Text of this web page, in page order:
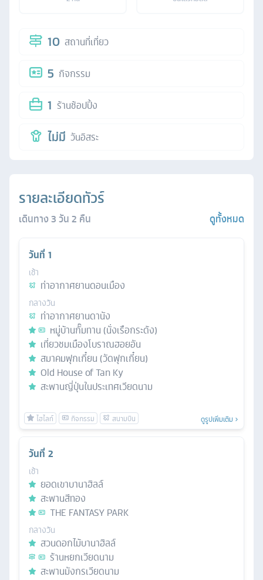
10 สถานที่เที่ยว
5 กิจกรรม
1 ร้านช้อปปิ้ง
ไม่มี วันอิสระ
รายละเอียดทัวร์
เดินทาง3วัน2 คืน ดูทั้งหมด
วันที่ 1
เช้า
ท่าอากาศยานดอนเมือง
กลางวัน
ท่าอากาศยานดานัง
หมู่บ้านกั๊มทาน (นั่งเรือกระด้ง)
เที่ยวชมเมืองโบราณฮอยอัน
สมาคมฟุกเกี๋ยน (วัดฟุกเกี๋ยน)
Old House of Tan Ky
สะพานญี่ปุ่นในประเทศเวียดนาม
ดูรูปเพิ่มเติม
วันที่ 2
เช้า
ยอดเขาบานาฮิลล์
สะพานสีทอง
THE FANTASY PARK
กลางวัน
สวนดอกไม้บานาฮิลล์
ร้านหยกเวียดนาม
สะพานมังกรเวียดนาม